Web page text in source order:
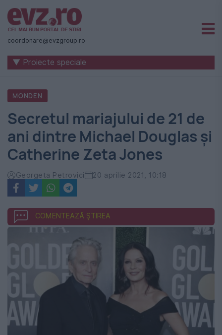
Știri
naționale
internaționale
România
-
Evenimentul
Zilei
coordonare@evzgroup.ro
▼ Proiecte speciale
MONDEN
Secretul mariajului de 21 de
ani dintre Michael Douglas și
Catherine Zeta Jones
Georgeta Petrovici 20 aprilie 2021, 10:18
COMENTEAZĂ ȘTIREA